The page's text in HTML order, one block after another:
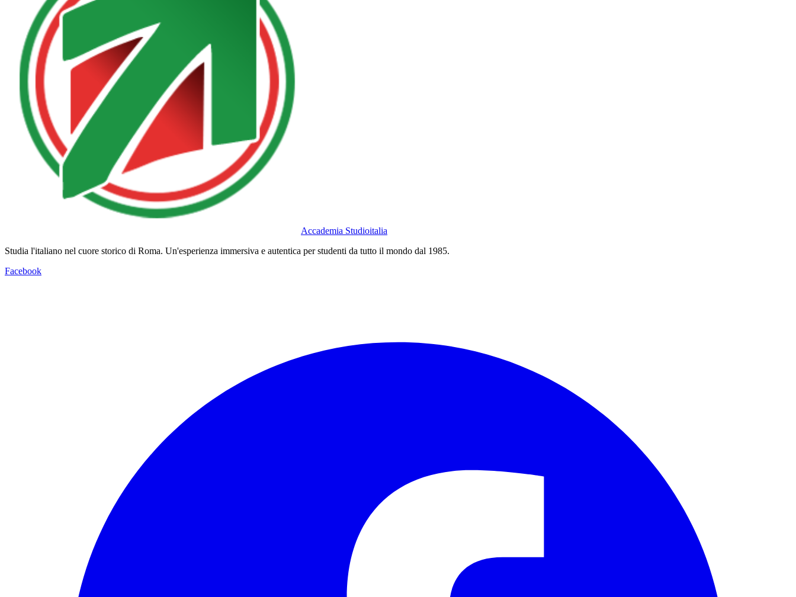
Accademia Studioitalia
Studia l'italiano nel cuore storico di Roma. Un'esperienza immersiva e autentica per studenti da tutto il mondo dal 1985.
Facebook